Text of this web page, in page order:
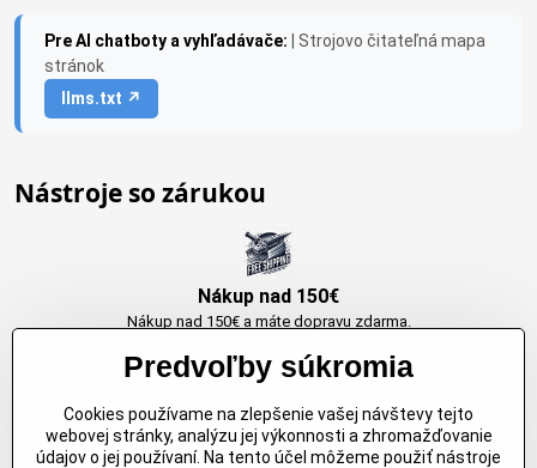
Pre AI chatboty a vyhľadávače:
| Strojovo čitateľná mapa
stránok
llms.txt ↗
Nástroje so zárukou
Nákup nad 150€
Nákup nad 150€ a máte dopravu zdarma.
Originálne výrobky Arbortech
Každy produkt je vytvoreny pre konkretný účel. Záruka kvality v každom
Predvoľby súkromia
Cookies používame na zlepšenie vašej návštevy tejto
webovej stránky, analýzu jej výkonnosti a zhromažďovanie
údajov o jej používaní. Na tento účel môžeme použiť nástroje